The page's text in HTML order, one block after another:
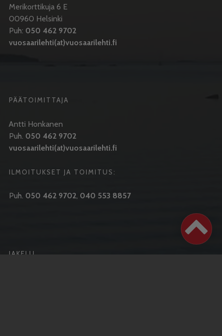
Merikorttikuja 6 E
00960 Helsinki
Puh: 050 462 9702
vuosaarilehti(at)vuosaarilehti.fi
PÄÄTOIMITTAJA
Antti Honkanen
Puh. 050 462 9702
vuosaarilehti(at)vuosaarilehti.fi
ILMOITUKSET JA TOIMITUS:
Puh. 050 462 9702, 040 553 8857
JAKELU